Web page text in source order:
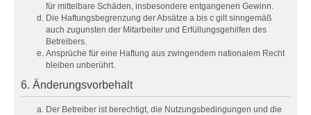
für mittelbare Schäden, insbesondere entgangenen Gewinn.
Die Haftungsbegrenzung der Absätze a bis c gilt sinngemäß
auch zugunsten der Mitarbeiter und Erfüllungsgehilfen des
Betreibers.
Ansprüche für eine Haftung aus zwingendem nationalem Recht
bleiben unberührt.
6. Änderungsvorbehalt
Der Betreiber ist berechtigt, die Nutzungsbedingungen und die